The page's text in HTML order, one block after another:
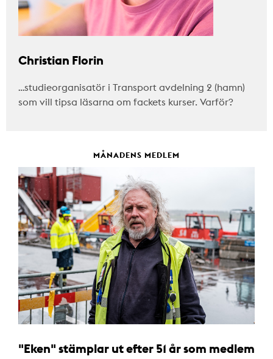
Christian Florin
…studieorganisatör i Transport avdelning 2 (hamn)
som vill tipsa läsarna om fackets kurser. Varför?
MÅNADENS MEDLEM
"Eken" stämplar ut efter 51 år som medlem